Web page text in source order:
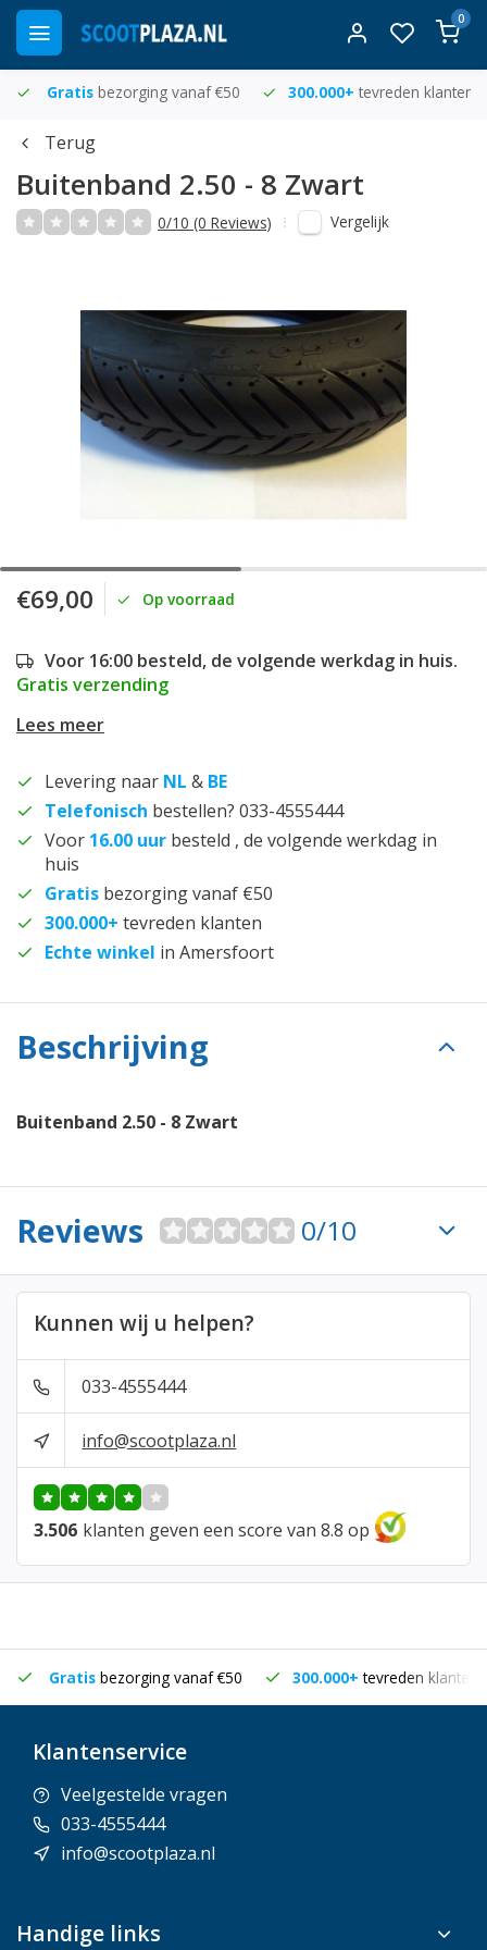
0
Gratis bezorging vanaf €50 300.000+ tevreden klanten
Terug
Buitenband 2.50 - 8 Zwart
0/10 (0 Reviews) Vergelijk
€69,00 Op voorraad
Voor 16:00 besteld, de volgende werkdag in huis.
Gratis verzending
Lees meer
Levering naar NL & BE
Telefonisch bestellen? 033-4555444
Voor 16.00 uur besteld , de volgende werkdag in
huis
Gratis bezorging vanaf €50
300.000+ tevreden klanten
Echte winkel in Amersfoort
Beschrijving
Buitenband 2.50 - 8 Zwart
Reviews 0/10
Kunnen wij u helpen?
033-4555444
info@scootplaza.nl
3.506 klanten geven een score van 8.8 op
Gratis bezorging vanaf €50 300.000+tevreden klanten
Klantenservice
Veelgestelde vragen
033-4555444
info@scootplaza.nl
Handige links